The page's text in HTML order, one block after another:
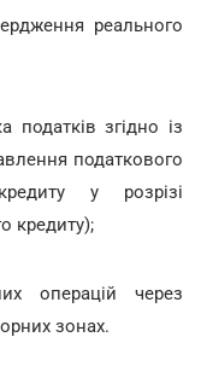
реального
податків згідно із
податкового
у розрізі
кредиту);
операцій через
зонах.